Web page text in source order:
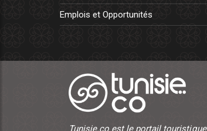
Emplois et Opportunités
Tunisie.co est le portail touristique